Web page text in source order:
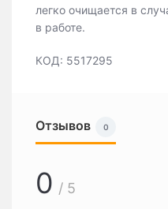
легко очищается в
в работе.
КОД: 5517295
Отзывов 0
0 / 5